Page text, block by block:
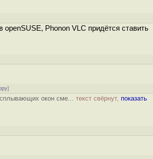
Phonon VLC придётся ставить
]
окон сме... текст свёрнут, показать